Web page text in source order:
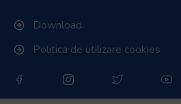
Download
Politica de utilizare cookies